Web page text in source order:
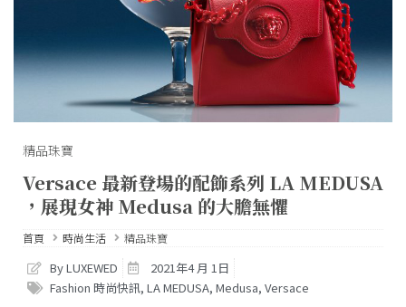
精品珠寶
Versace 最新登場的配飾系列 LA MEDUSA
，展現女神 Medusa 的大膽無懼
首頁 時尚生活 精品珠寶
By LUXEWED
2021年4 月 1日
Fashion 時尚快訊, LA MEDUSA, Medusa, Versace